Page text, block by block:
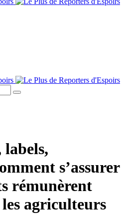
s’assurer
rémunèrent
agriculteurs